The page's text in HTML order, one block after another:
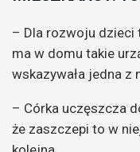
– Dla rozwoju dzieci
ma w domu takie
wskazywała jedna z
– Córka uczęszcza
że zaszczepi to w